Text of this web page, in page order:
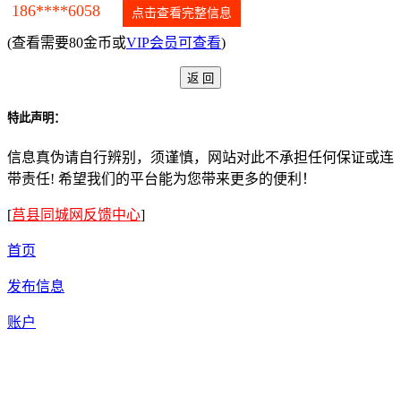
186****6058 点击查看完整信息
(查看需要80金币或VIP会员可查看)
特此声明：
信息真伪请自行辨别，须谨慎，网站对此不承担任何保证或连
带责任! 希望我们的平台能为您带来更多的便利！
[莒县同城网反馈中心]
首页
发布信息
账户